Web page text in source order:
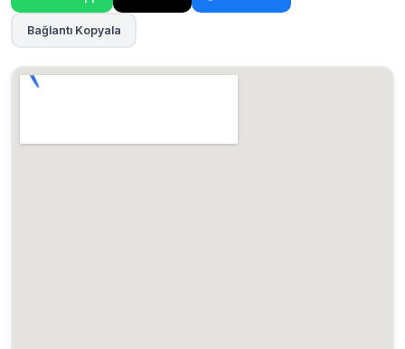
Bağlantı Kopyala